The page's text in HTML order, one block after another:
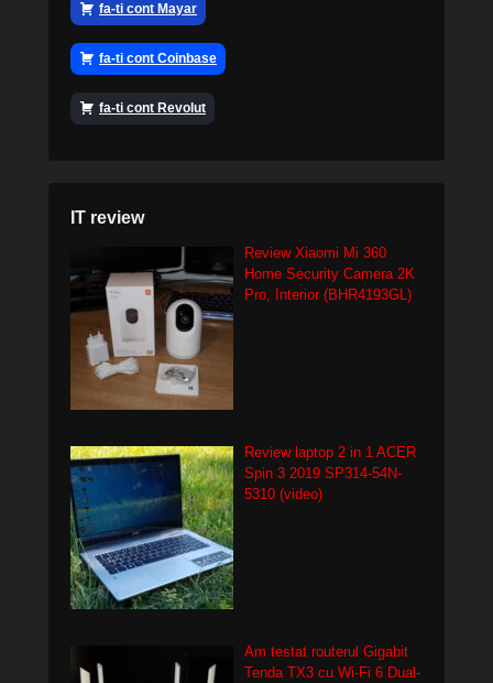
fa-ti cont Mayar
fa-ti cont Coinbase
fa-ti cont Revolut
IT review
Review Xiaomi Mi 360
Home Security Camera 2K
Pro, Interior (BHR4193GL)
Review laptop 2 in 1 ACER
Spin 3 2019 SP314-54N-
5310 (video)
Am testat routerul Gigabit
Tenda TX3 cu Wi-Fi 6 Dual-